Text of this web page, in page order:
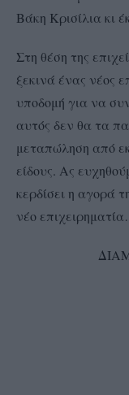
Βάκη Κρισίλια κι
Στη θέση της
ξεκινά ένας νέος
υποδομή για να
αυτός δεν θα τα
μεταπώληση από
είδους. Ας
κερδίσει η αγορά
νέο